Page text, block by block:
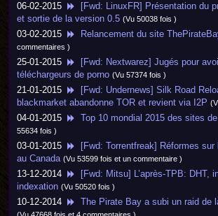
06-02-2015
[Fwd: LinuxFR] Présentation du
et sortie de la version 0.5 (Vu 50038 fois )
03-02-2015 Relancement du site
commentaires )
25-01-2015
[Fwd: Nextwarez] Jugés pour
téléchargeurs de porno (Vu 57374 fois )
21-01-2015
[Fwd: Undernews] Silk Road
blackmarket abandonne TOR et revient via I2P
04-01-2015 Top 10 mondial 2015 des sites
55634 fois )
03-01-2015
[Fwd: Torrentfreak] Réformes sur
au Canada (Vu 53599 fois et un commentaire )
13-12-2014
[Fwd: Mitsu] L’après-TPB: DHT,
indexation (Vu 50520 fois )
10-12-2014 The Pirate Bay a subi un raid de